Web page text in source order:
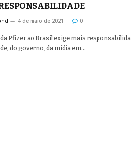
4 de maio de 2021 0
da Pfizer ao Brasil exige mais
do governo, da mídia em…